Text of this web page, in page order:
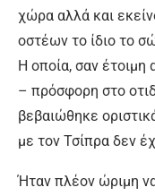
χώρα αλλά και
οστέων το ίδιο το
Η οποία, σαν έτοιμη
– πρόσφορη στο
βεβαιώθηκε
με τον Τσίπρα δεν
Ήταν πλέον ώριμη